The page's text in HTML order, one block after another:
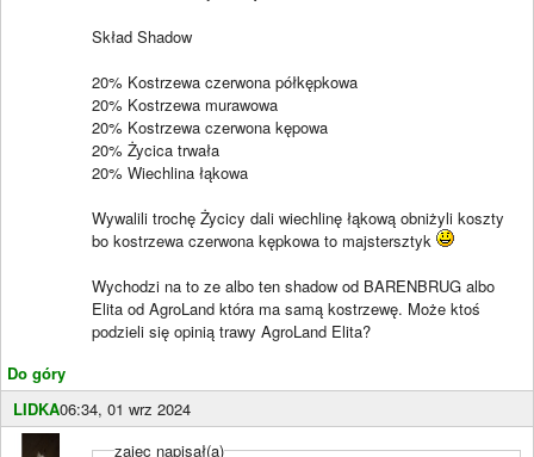
Do góry
Skład Shadow
20% Kostrzewa czerwona półkępkowa
20% Kostrzewa murawowa
20% Kostrzewa czerwona kępowa
20% Życica trwała
20% Wiechlina łąkowa
Wywalili trochę Życicy dali wiechlinę łąkową obniżyli koszty
bo kostrzewa czerwona kępkowa to majstersztyk
Wychodzi na to ze albo ten shadow od BARENBRUG albo
Elita od AgroLand która ma samą kostrzewę. Może ktoś
podzieli się opinią trawy AgroLand Elita?
LIDKA06:34, 01 wrz 2024
zajec napisał(a)